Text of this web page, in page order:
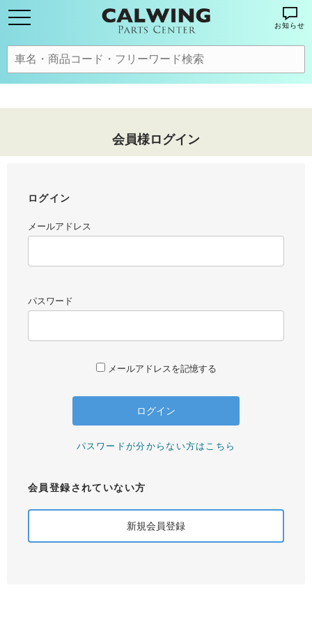
お知らせ
会員様ログイン
ログイン
メールアドレス
パスワード
メールアドレスを記憶する
パスワードが分からない方はこちら
会員登録されていない方